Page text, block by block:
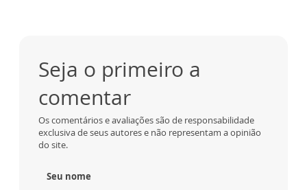
Seja o primeiro a
comentar
Os comentários e avaliações são de responsabilidade
exclusiva de seus autores e não representam a opinião
do site.
Seu nome